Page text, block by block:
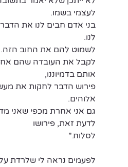
לעצמי בשמו.
בני אדם חבים לנו את
לנו.
לשמוט להם את החוב הזה.
לקבל את העובדה שהם
אותם בדמיוננו,
פירוש הדבר לחקות את
אלוהים.
גם אני אחרת מכפי שאני
לדעת זאת, פירושו
לסלוח."
לפעמים נראה לי שלרדת